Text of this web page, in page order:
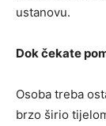
ustanovu.
Dok čekate
Osoba treba
brzo širio